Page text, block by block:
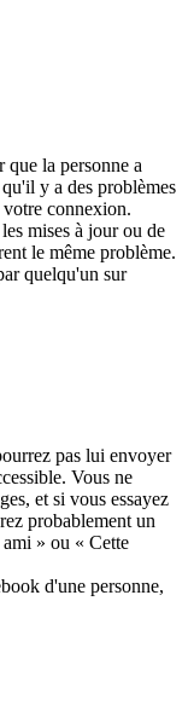
que la personne a
y a des problèmes
connexion.
mises à jour ou de
le même problème.
quelqu'un sur
pas lui envoyer
Vous ne
et si vous essayez
probablement un
» ou « Cette
d'une personne,